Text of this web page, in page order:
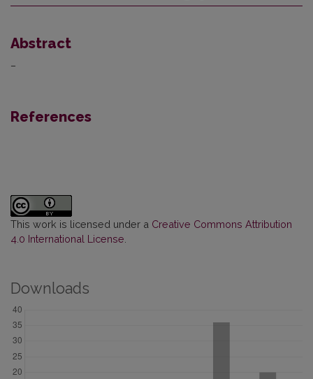
Abstract
–
References
This work is licensed under a Creative Commons Attribution
4.0 International License
Downloads